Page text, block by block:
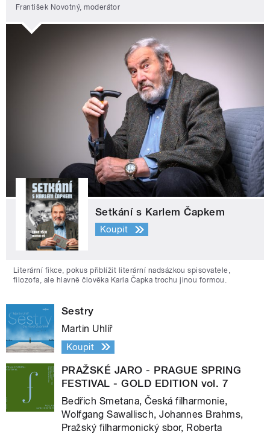
František Novotný, moderátor
Setkání s Karlem Čapkem
Koupit
Literární fikce, pokus přiblížit literární nadsázkou spisovatele,
filozofa, ale hlavně člověka Karla Čapka trochu jinou formou.
Sestry
Martin Uhlíř
Koupit
PRAŽSKÉ JARO - PRAGUE SPRING
FESTIVAL - GOLD EDITION vol. 7
Bedřich Smetana, Česká filharmonie,
Wolfgang Sawallisch, Johannes Brahms,
Pražský filharmonický sbor, Roberta